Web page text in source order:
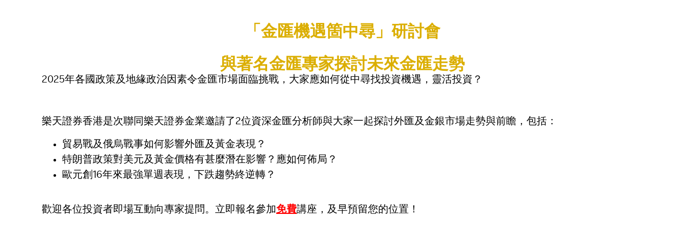
「金匯機遇箇中尋」研討會
與著名金匯專家探討未來金匯走勢
2025年各國政策及地緣政治因素令金匯市場面臨挑戰，大家應如何從中尋找投資機遇，靈活投資？
樂天證券香港是次聯同樂天證券金業邀請了2位資深金匯分析師與大家一起探討外匯及金銀市場走勢與前瞻，包括：
貿易戰及俄烏戰事如何影響外匯及黃金表現？
特朗普政策對美元及黃金價格有甚麼潛在影響？應如何佈局？
歐元創16年來最強單週表現，下跌趨勢終逆轉？
歡迎各位投資者即場互動向專家提問。立即報名參加免費講座，及早預留您的位置！